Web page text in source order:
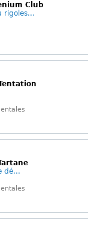
Club
rigoles...
dé...